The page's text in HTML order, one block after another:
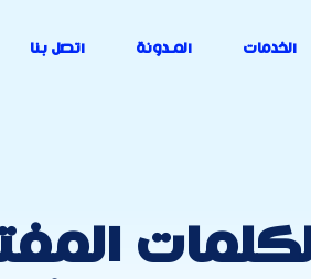
الخدمات المـدونة اتصل بنا